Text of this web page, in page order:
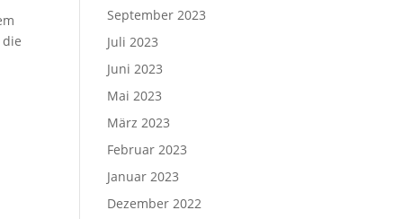
September 2023
Juli 2023
Juni 2023
Mai 2023
März 2023
Februar 2023
Januar 2023
Dezember 2022